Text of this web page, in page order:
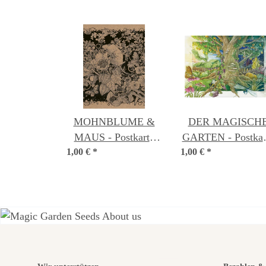
MOHNBLUME &
MAUS - Postkarte
DIN A6
1,00 € *
DER
GARTEN -
DIN A6
1,00 € *